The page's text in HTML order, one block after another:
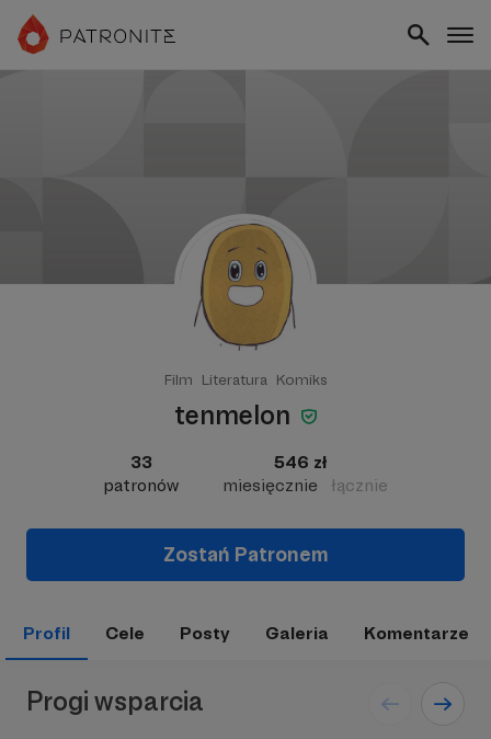
Film Literatura Komiks
tenmelon
33
patronów
546 zł
miesięcznie
łącznie
Zostań Patronem
Profil Cele Posty Galeria Komentarze
Progi wsparcia